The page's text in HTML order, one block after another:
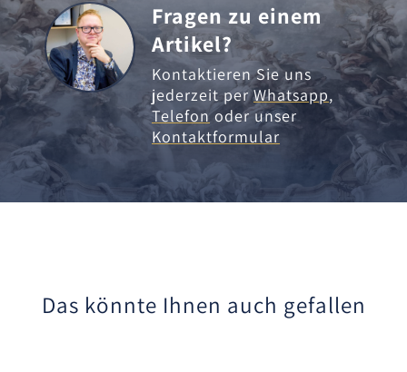
Fragen zu einem
Artikel?
Kontaktieren Sie uns
jederzeit perWhatsapp,
Telefonoder unser
Kontaktformular
Das könnte Ihnen auch gefallen